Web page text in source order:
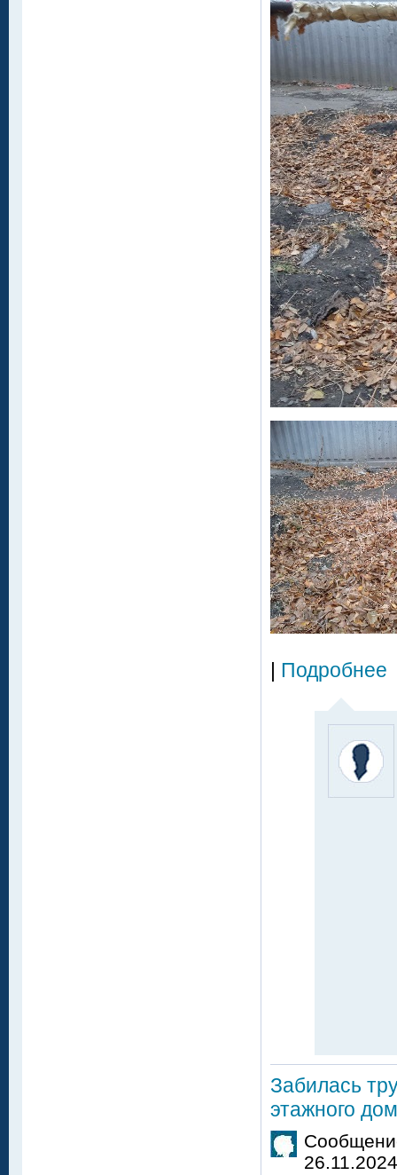
| Подробнее
Забилась
этажного